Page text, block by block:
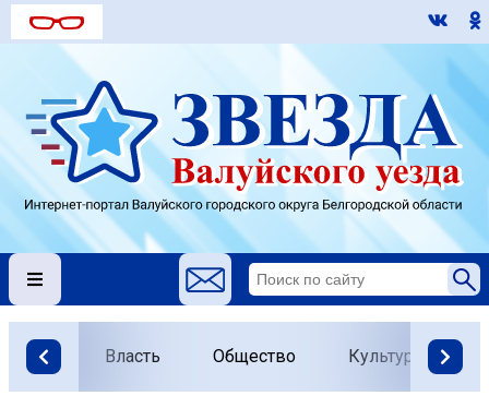
Власть Общество Культура